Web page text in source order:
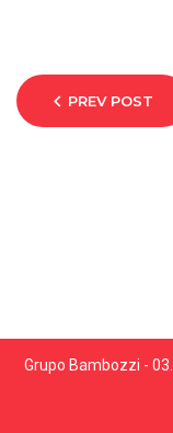
PREV POST
Grupo Bambozzi -